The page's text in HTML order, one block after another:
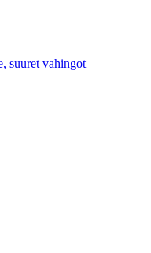
suuret vahingot